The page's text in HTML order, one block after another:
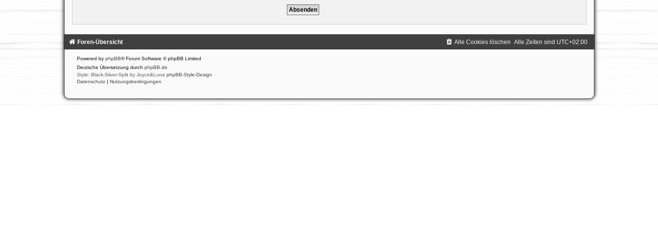
Foren-Übersicht Alle Zeiten sind UTC+02:00
Alle Cookies löschen
Powered by phpBB® Forum Software © phpBB Limited
Deutsche Übersetzung durch phpBB.de
Style: Black-Silver-Split by Joyce&Luna phpBB-Style-Design
Datenschutz | Nutzungsbedingungen